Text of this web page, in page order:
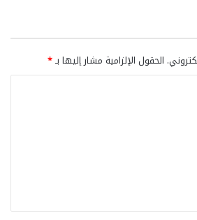
الحقول الإلزامية مشار إليها بـ*